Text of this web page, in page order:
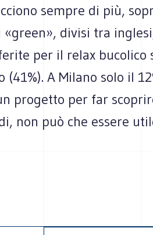
sempre di più,
divisi tra
per il relax bucolico
(41%). A Milano solo il
progetto per far
non può che essere